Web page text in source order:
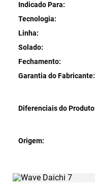
Indicado Para
Tecnologia
Linha
Solado
Fechamento
Garantia do Fabricante
Diferenciais do Produto
Origem